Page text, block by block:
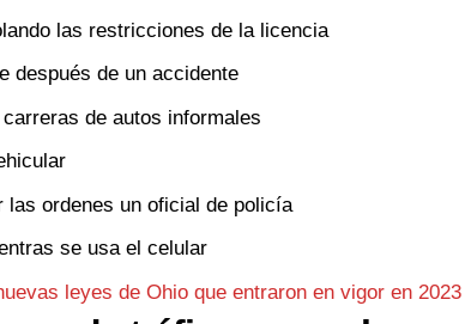
las restricciones de la licencia
después de un accidente
de autos informales
las ordenes un oficial de policía
se usa el celular
leyes de Ohio que entraron en vigor en 2023